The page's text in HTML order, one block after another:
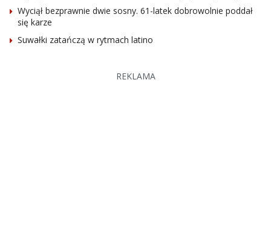
Wyciął bezprawnie dwie sosny. 61-latek dobrowolnie poddał
się karze
Suwałki zatańczą w rytmach latino
REKLAMA